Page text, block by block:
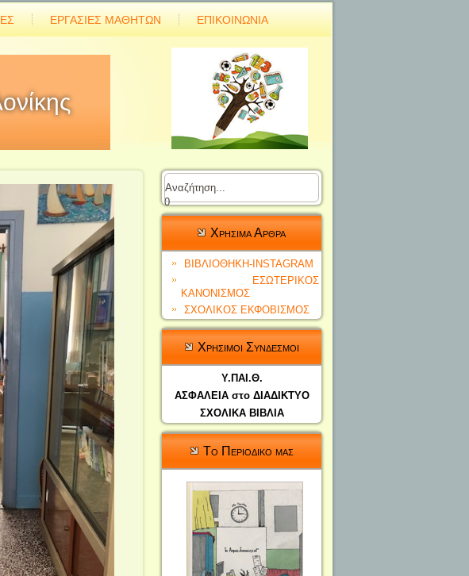
ΕΡΓΑΣΙΕΣ ΜΑΘΗΤΩΝ ΕΠΙΚΟΙΝΩΝΙΑ
0
Χρησιμα Αρθρα
ΒΙΒΛΙΟΘΗΚΗ-INSTAGRAM
ΕΣΩΤΕΡΙΚΟΣ
ΚΑΝΟΝΙΣΜΟΣ
ΣΧΟΛΙΚΟΣ ΕΚΦΟΒΙΣΜΟΣ
Χρησιμοι Συνδεσμοι
Υ.ΠΑΙ.Θ.
ΑΣΦΑΛΕΙΑ στο ΔΙΑΔΙΚΤΥΟ
ΣΧΟΛΙΚΑ ΒΙΒΛΙΑ
Το Περιοδικο μας